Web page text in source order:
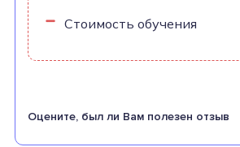
Стоимость обучения
Оцените, был ли Вам полезен отзыв